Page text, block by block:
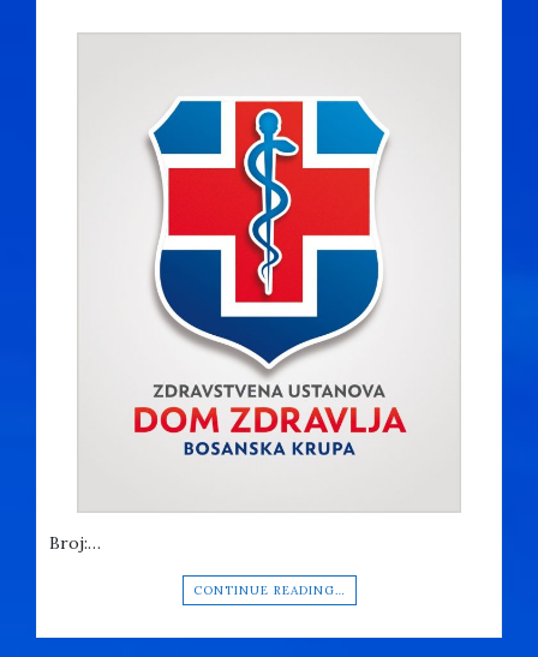
Broj:…
CONTINUE READING…